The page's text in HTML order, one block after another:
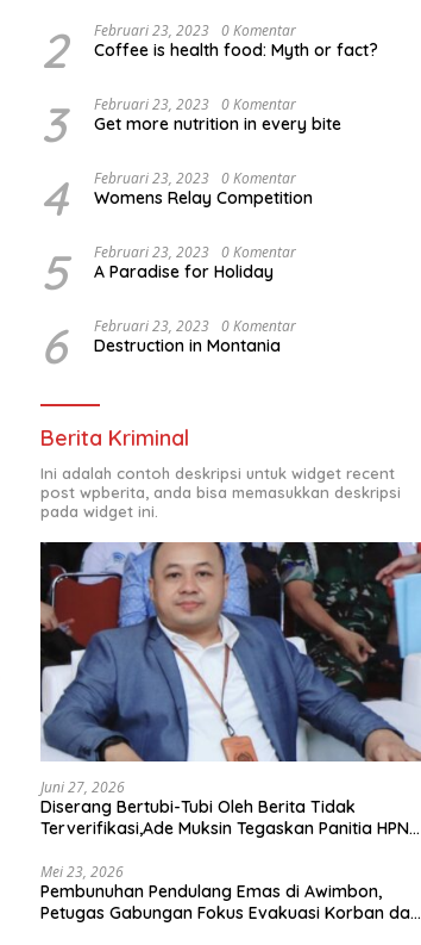
2 Februari 23, 2023 0 Komentar
Coffee is health food: Myth or fact?
3 Februari 23, 2023 0 Komentar
Get more nutrition in every bite
4 Februari 23, 2023 0 Komentar
Womens Relay Competition
5 Februari 23, 2023 0 Komentar
A Paradise for Holiday
6 Februari 23, 2023 0 Komentar
Destruction in Montania
Berita Kriminal
Ini adalah contoh deskripsi untuk widget recent
post wpberita, anda bisa memasukkan deskripsi
pada widget ini.
Juni 27, 2026
Diserang Bertubi-Tubi Oleh Berita Tidak
Terverifikasi,Ade Muksin Tegaskan Panitia HPN
Mei 23, 2026
Pembunuhan Pendulang Emas di Awimbon,
Petugas Gabungan Fokus Evakuasi Korban dan